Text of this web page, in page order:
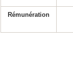
Rémunération